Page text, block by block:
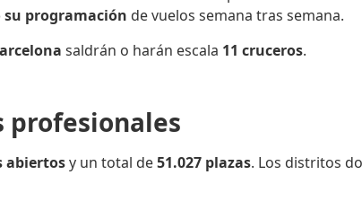
programación de vuelos semana tras semana.
saldrán o harán escala 11 cruceros.
abiertosy un total de51.027 plazas. Los distritos